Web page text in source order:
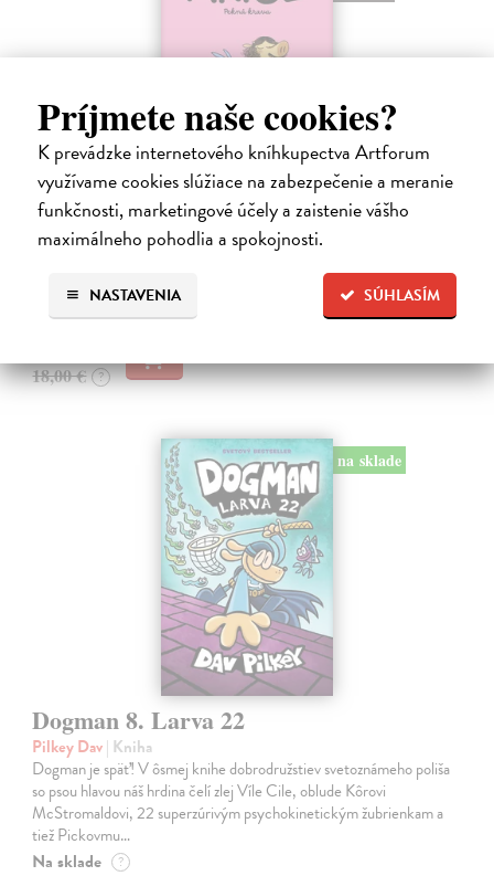
Príjmete naše cookies?
K prevádzke internetového kníhkupectva Artforum
využívame cookies slúžiace na zabezpečenie a meranie
funkčnosti, marketingové účely a zaistenie vášho
maximálneho pohodlia a spokojnosti.
SÚHLASÍM
NASTAVENIA
Ariol 4
Guibert Emmanuel| Kniha
PEŤULA je krásna a ako pekne vonia! Ariol sedí v triede rovno za ňou
a vo svojich myšlienkach ju zasýpa komplimentami. Dokonca si
Na sklade ?
18,00 € ?
na sklade
Dogman 8. Larva 22
Pilkey Dav| Kniha
Dogman je späť! V ôsmej knihe dobrodružstiev svetoznámeho poliša
so psou hlavou náš hrdina čelí zlej Víle Cile, oblude Kôrovi
McStromaldovi, 22 superzúrivým psychokinetickým žubrienkam a
tiež Pickovmu…
Na sklade ?